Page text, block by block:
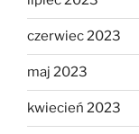
czerwiec 2023
maj 2023
kwiecień 2023